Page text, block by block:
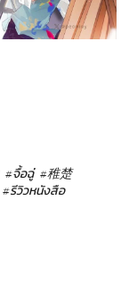
#จื้อฉู่ #稚楚
#รีวิวหนังสือ